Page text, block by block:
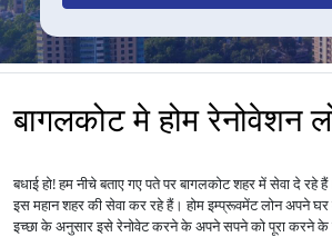
बागलकोट मे होम रेनोवेशन
बधाई हो! हम नीचे बताए गए पते पर बागलकोट शहर में सेवा दे
इस महान शहर की सेवा कर रहे हैं।होम इम्प्रूवमेंट लोन अपने
इच्छा के अनुसार इसे रेनोवेट करने के अपने सपने को पूरा करने